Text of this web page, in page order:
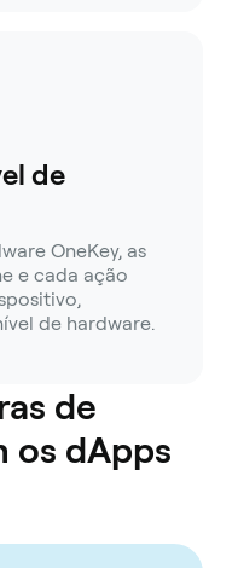
de
OneKey, as
e cada ação
de hardware.
de
os dApps